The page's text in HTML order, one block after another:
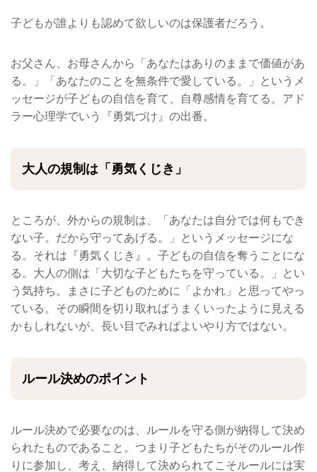
子どもが誰よりも認めて欲しいのは保護者だろう。
お父さん、お母さんから「あなたはありのままで価値があ
る。」「あなたのことを無条件で愛している。」というメ
ッセージが子どもの自信を育て、自尊感情を育てる。アド
ラー心理学でいう『勇気づけ』の出番。
大人の規制は「勇気くじき」
ところが、外からの規制は、「あなたは自分では何もでき
ない子。だから守ってあげる。」というメッセージにな
る。それは『勇気くじき』。子どもの自信を奪うことにな
る。大人の側は「大切な子どもたちを守っている。」とい
う気持ち。まさに子どものために「よかれ」と思ってやっ
ている。その瞬間を切り取ればうまくいったように見える
かもしれないが、長い目でみればよいやり方ではない。
ルール決めのポイント
ルール決めで必要なのは、ルールを守る側が納得して決め
られたものであること。つまり子どもたちがそのルール作
りに参加し、考え、納得して決められてこそルールには実